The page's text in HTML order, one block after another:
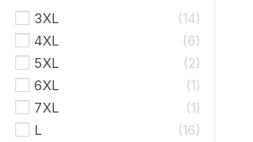
3XL
14
4XL
6
5XL
2
6XL
1
7XL
1
L
16